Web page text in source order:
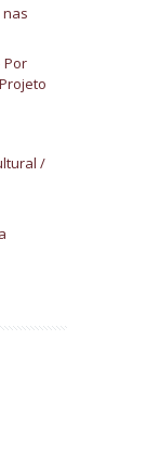
nas
Por
/